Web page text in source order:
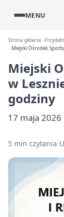
MENU
Strona główna
Miejski Ośrodek
Miejski
w
godziny
17 maja 2026
5 min czytania